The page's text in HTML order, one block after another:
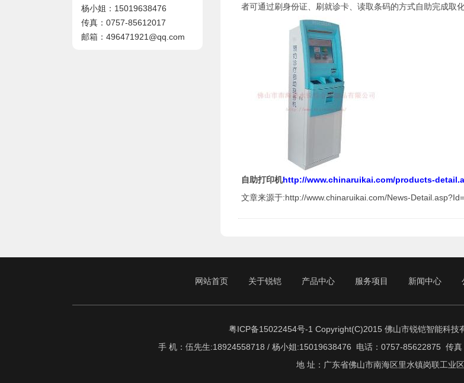
杨小姐：15019638476
传真：0757-85612017
邮箱：496471921@qq.com
者可通过刷身份证、刷就诊卡、读取条码的方式自助完成取
自助打印机http://www.chinaruikai.com/products-
文章来源于:http://www.chinaruikai.com/News-
网站首页 关于锐铠 产品中心 服务项目 新闻中心
粤ICP备15022454号-1 Copyright(C)2015 佛山市锐铠智能科技
手 机：伍先生:18924558718 / 杨小姐:15019638476 电话：0757-85622875 传
地 址：广东省佛山市南海区里水镇岗联工业